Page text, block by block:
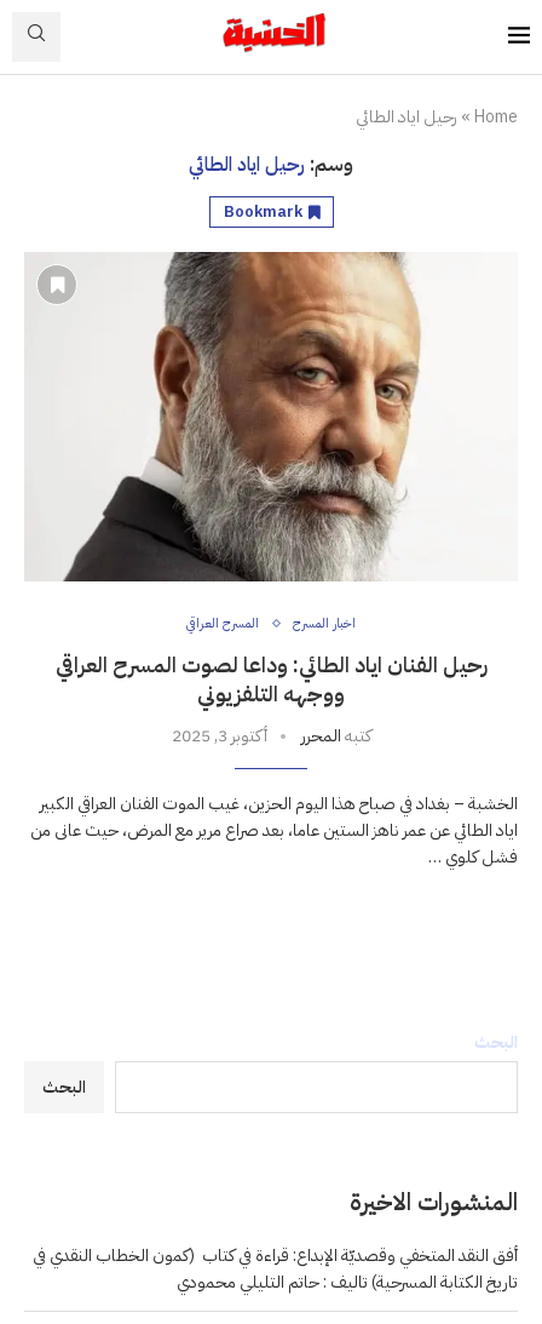
Home
» رحيل اياد الطائي
وسم: رحيل اياد الطائي
Bookmark
اخبار المسرح المسرح العراقي
رحيل الفنان اياد الطائي: وداعا لصوت المسرح العراقي
ووجهه التلفزيوني
كتبهالمحرر أكتوبر 3, 2025
الخشبة – بغداد في صباح هذا اليوم الحزين، غيب الموت الفنان العراقي الكبير
اياد الطائي عن عمر ناهز الستين عاما، بعد صراع مرير مع المرض، حيث عانى من
فشل كلوي …
البحث
البحث
المنشورات الاخيرة
أفق النقد المتخفي وقصديّة الإبداع: قراءة في كتاب (كمون الخطاب النقدي في
تاريخ الكتابة المسرحية) تاليف : حاتم التليلي محمودي